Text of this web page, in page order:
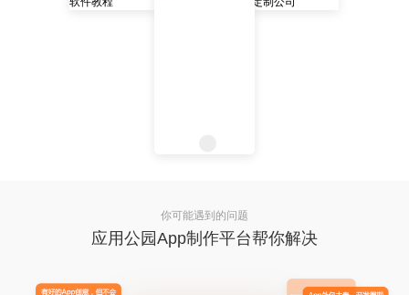
你可能遇到的问题
应用公园App制作平台帮你解决